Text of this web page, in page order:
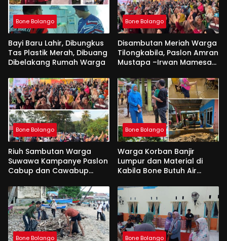
Bone Bolango
Bayi Baru Lahir, Dibungkus
Tas Plastik Merah, Dibuang
Dibelakang Rumah Warga
Bone Bolango
Disambutan Meriah Warga
Tilongkabila, Paslon Amran
Mustapa –Irwan Mamesah
Bone Bolango
Riuh Sambutan Warga
Suwawa Kampanye Paslon
Cabup dan Cawabup
Mamesah
Bone Bolango
Warga Korban Banjir
Lumpur dan Material di
Kabila Bone Butuh Air
Bone Bolango Bone Bolango